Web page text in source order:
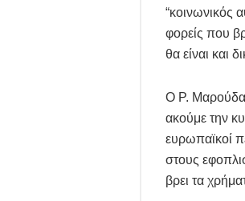
“κοινωνικός
φορείς που
θα είναι και
Ο Ρ.
ακούμε την
ευρωπαϊκοί
στους
βρει τα